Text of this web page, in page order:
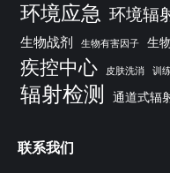
环境应急 环境辐
生物战剂 生物有害因子 生
疾控中心
皮肤洗消 训
辐射检测 通道式辐
联系我们